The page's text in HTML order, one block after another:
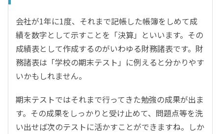
会社が1年に1度、それまで記帳した帳簿をしめて成
績を数字として示すことを「決算」といいます。その
成績表として作成するのがいわゆる財務諸表です。財
務諸表は「学校の期末テスト」に例えると分かりやす
いかもしれません。
期末テストではそれまで行ってきた勉強の成果が出ま
す。その成果をしっかりと受け止めて、問題点等を洗
い出せば次のテストに活かすことができますね。しか